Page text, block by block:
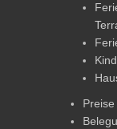
Preise